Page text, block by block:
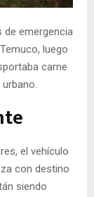
de emergencia
luego
carne
el vehículo
con destino
siendo